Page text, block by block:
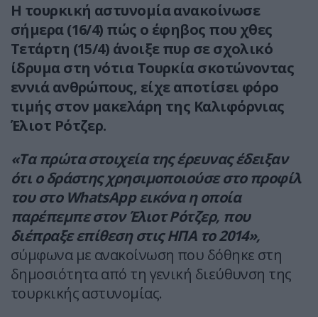
Η τουρκική αστυνομία ανακοίνωσε
σήμερα (16/4) πώς ο έφηβος που χθες
Τετάρτη (15/4) άνοιξε πυρ σε σχολικό
ίδρυμα στη νότια Τουρκία σκοτώνοντας
εννιά ανθρώπους, είχε αποτίσει φόρο
τιμής στον μακελάρη της Καλιφόρνιας
Έλιοτ Ρότζερ.
«Τα πρώτα στοιχεία της έρευνας έδειξαν
ότι ο δράστης χρησιμοποιούσε στο προφίλ
του στο WhatsApp εικόνα η οποία
παρέπεμπε στον Έλιοτ Ρότζερ, που
διέπραξε επίθεση στις ΗΠΑ το 2014»,
σύμφωνα με ανακοίνωση που δόθηκε στη
δημοσιότητα από τη γενική διεύθυνση της
τουρκικής αστυνομίας.